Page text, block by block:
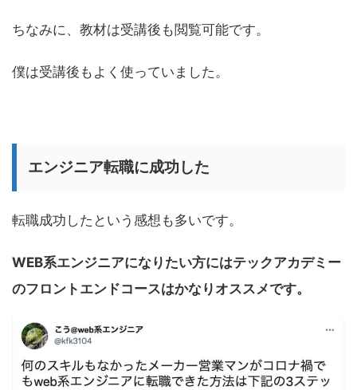
ちなみに、教材は受講後も閲覧可能です。
僕は受講後もよく使っていました。
エンジニア転職に成功した
転職成功したという感想も多いです。
WEB系エンジニアになりたい方にはテックアカデミー
のフロントエンドコースはかなりオススメです。